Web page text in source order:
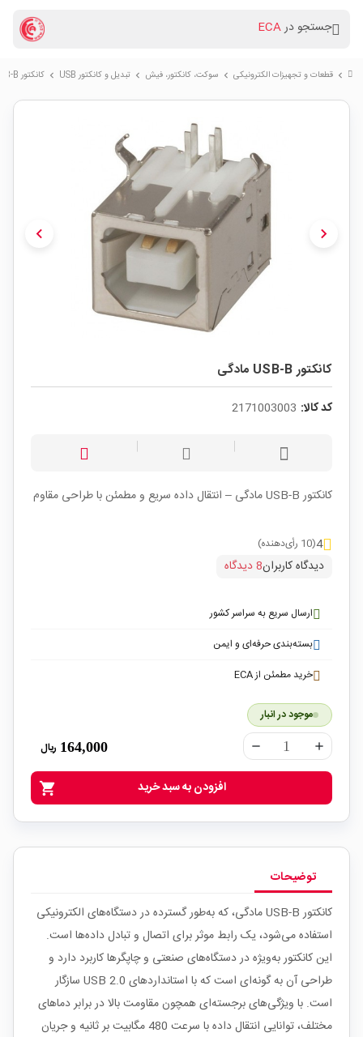
جستجو درECA
chevron_right قطعات و تجهیزات الکترونیکی chevron_right سوكت، کانکتور، فیش chevron_right تبدیل و کانکتور USB chevron_right کانکتور USB-B مادگی
chevron_left chevron_right
کانکتور USB-B مادگی
کد کالا: 2171003003
کانکتور USB-B مادگی – انتقال داده سریع و مطمئن با طراحی مقاوم
4(10 رأی‌دهنده)
دیدگاه کاربران8 دیدگاه
ارسال سریع به سراسر کشور
بسته‌بندی حرفه‌ای و ایمن
خرید مطمئن از ECA
موجود در انبار
remove add
164,000 ریال
shopping_cart افزودن به سبد خرید
توضیحات
کانکتور USB-B مادگی، که به‌طور گسترده در دستگاه‌های الکترونیکی
استفاده می‌شود، یک رابط موثر برای اتصال و تبادل داده‌ها است.
این کانکتور به‌ویژه در دستگاه‌های صنعتی و چاپگرها کاربرد دارد و
طراحی آن به گونه‌ای است که با استانداردهای USB 2.0 سازگار
است. با ویژگی‌های برجسته‌ای همچون مقاومت بالا در برابر دماهای
مختلف، توانایی انتقال داده با سرعت 480 مگابیت بر ثانیه و جریان